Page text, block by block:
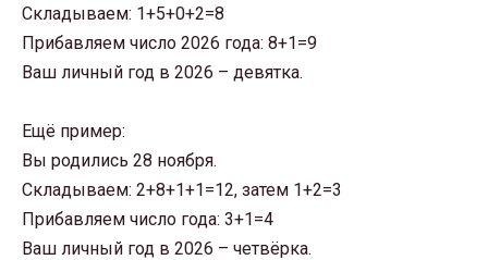
Складываем: 1+5+0+2=8
Прибавляем число 2026 года: 8+1=9
Ваш личный год в 2026 – девятка.
Ещё пример:
Вы родились 28 ноября.
Складываем: 2+8+1+1=12, затем 1+2=3
Прибавляем число года: 3+1=4
Ваш личный год в 2026 – четвёрка.